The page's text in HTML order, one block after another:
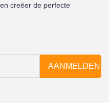
creëer de perfecte
AANMELDEN